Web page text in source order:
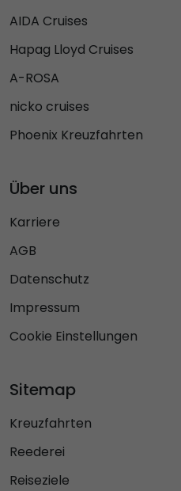
AIDA Cruises
Hapag Lloyd Cruises
A-ROSA
nicko cruises
Phoenix Kreuzfahrten
Über uns
Karriere
AGB
Datenschutz
Impressum
Cookie Einstellungen
Sitemap
Kreuzfahrten
Reederei
Reiseziele